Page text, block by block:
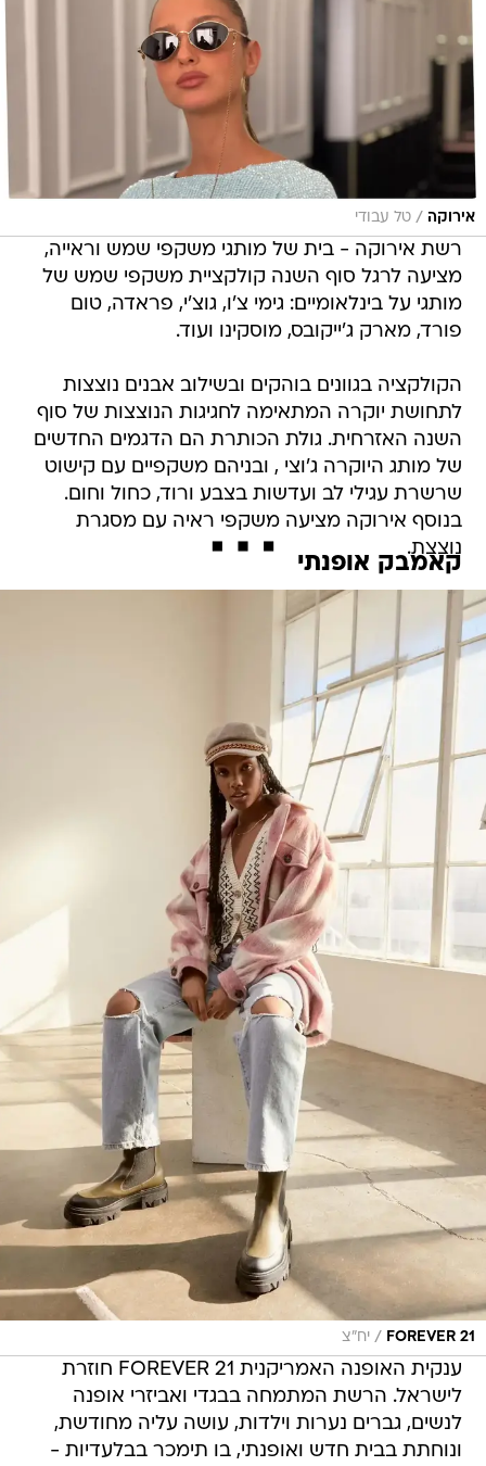
אירוקה / טל עבודי
רשת אירוקה - בית של מותגי משקפי שמש וראייה,
מציעה לרגל סוף השנה קולקציית משקפי שמש של
מותגי על בינלאומיים: גימי צ'ו, גוצ'י, פראדה, טום
פורד, מארק ג'ייקובס, מוסקינו ועוד.
הקולקציה בגוונים בוהקים ובשילוב אבנים נוצצות
לתחושת יוקרה המתאימה לחגיגות הנוצצות של סוף
השנה האזרחית. גולת הכותרת הם הדגמים החדשים
של מותג היוקרה ג'וצי , ובניהם משקפיים עם קישוט
שרשרת עגילי לב ועדשות בצבע ורוד, כחול וחום.
בנוסף אירוקה מציעה משקפי ראיה עם מסגרת
נוצצת.
קאמבק אופנתי
FOREVER 21
/ יח"צ
ענקית האופנה האמריקנית FOREVER 21 חוזרת
לישראל. הרשת המתמחה בבגדי ואביזרי אופנה
לנשים, גברים נערות וילדות, עושה עליה מחודשת,
ונוחתת בבית חדש ואופנתי, בו תימכר בבלעדיות -